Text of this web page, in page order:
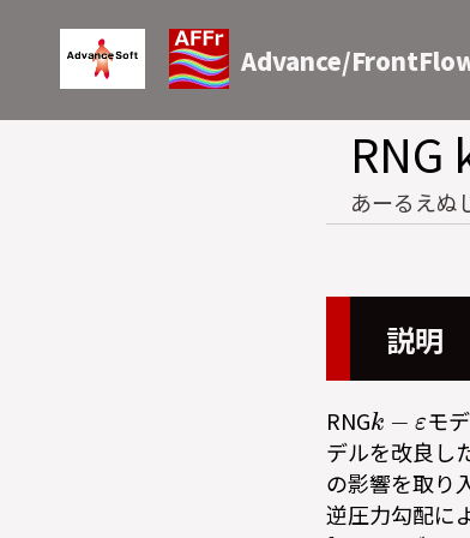
Advance/
RNG
あーるえぬ
説明
RNG
モ
デルを改良し
の影響を取り
逆圧力勾配に
k−ε